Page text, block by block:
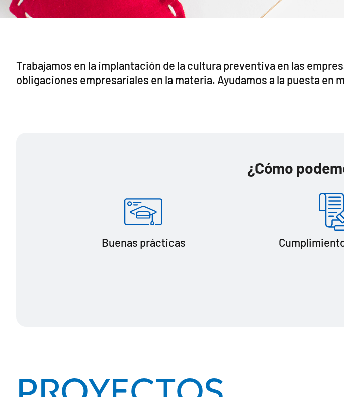
Trabajamos en la implantación de la cultura preventiva en las
obligaciones empresariales en la materia. Ayudamos a la puesta en
¿Cómo
Buenas prácticas